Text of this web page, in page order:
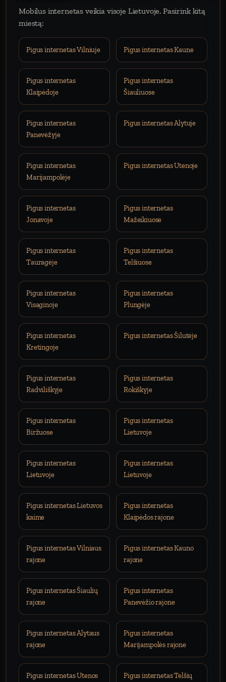
Mobilus internetas veikia visoje Lietuvoje. Pasirink kitą
miestą:
Pigus internetas Vilniuje Pigus internetas Kaune
Pigus internetas
Klaipėdoje
Pigus internetas
Šiauliuose
Pigus internetas
Panevėžyje
Pigus internetas Alytuje
Pigus internetas
Marijampolėje
Pigus internetas Utenoje
Pigus internetas
Jonavoje
Pigus internetas
Mažeikiuose
Pigus internetas
Tauragėje
Pigus internetas
Telšiuose
Pigus internetas
Visaginoje
Pigus internetas
Plungėje
Pigus internetas
Kretingoje
Pigus internetas Šilutėje
Pigus internetas
Radviliškyje
Pigus internetas
Rokiškyje
Pigus internetas
Biržuose
Pigus internetas
Lietuvoje
Pigus internetas
Lietuvoje
Pigus internetas
Lietuvoje
Pigus internetas Lietuvos
kaime
Pigus internetas
Klaipėdos rajone
Pigus internetas Vilniaus
rajone
Pigus internetas Kauno
rajone
Pigus internetas Šiaulių
rajone
Pigus internetas
Panevėžio rajone
Pigus internetas Alytaus
rajone
Pigus internetas
Marijampolės rajone
Pigus internetas Utenos
Pigus internetas Telšių